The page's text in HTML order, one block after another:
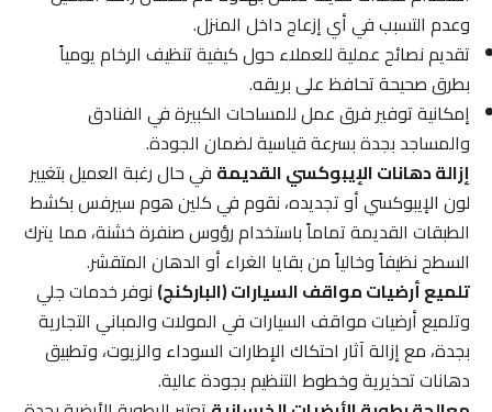
وعدم التسبب في أي إزعاج داخل المنزل.
تقديم نصائح عملية للعملاء حول كيفية تنظيف الرخام يومياً
بطرق صحيحة تحافظ على بريقه.
إمكانية توفير فرق عمل للمساحات الكبيرة في الفنادق
والمساجد بجدة بسرعة قياسية لضمان الجودة.
إزالة دهانات الإيبوكسي القديمةفي حال رغبة العميل بتغيير
لون الإيبوكسي أو تجديده، نقوم في كلين هوم سيرفس بكشط
الطبقات القديمة تماماً باستخدام رؤوس صنفرة خشنة، مما يترك
السطح نظيفاً وخالياً من بقايا الغراء أو الدهان المتقشر.
تلميع أرضيات مواقف السيارات (الباركنج)نوفر خدمات جلي
وتلميع أرضيات مواقف السيارات في المولات والمباني التجارية
بجدة، مع إزالة آثار احتكاك الإطارات السوداء والزيوت، وتطبيق
دهانات تحذيرية وخطوط التنظيم بجودة عالية.